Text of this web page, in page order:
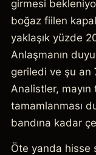
girmesi
boğaz fiilen
yaklaşık yüzde
Anlaşmanın
geriledi ve şu an
Analistler, mayın
tamamlanması
bandına kadar
Öte yanda hisse